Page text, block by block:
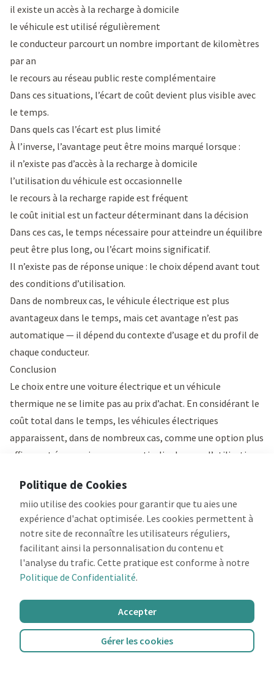
il existe un accès à la recharge à domicile
le véhicule est utilisé régulièrement
le conducteur parcourt un nombre important de kilomètres
par an
le recours au réseau public reste complémentaire
Dans ces situations, l’écart de coût devient plus visible avec
le temps.
Dans quels cas l’écart est plus limité
À l’inverse, l’avantage peut être moins marqué lorsque :
il n’existe pas d’accès à la recharge à domicile
l’utilisation du véhicule est occasionnelle
le recours à la recharge rapide est fréquent
le coût initial est un facteur déterminant dans la décision
Dans ces cas, le temps nécessaire pour atteindre un équilibre
peut être plus long, ou l’écart moins significatif.
Il n’existe pas de réponse unique : le choix dépend avant tout
des conditions d’utilisation.
Dans de nombreux cas, le véhicule électrique est plus
avantageux dans le temps, mais cet avantage n’est pas
automatique — il dépend du contexte d’usage et du profil de
chaque conducteur.
Conclusion
Le choix entre une voiture électrique et un véhicule
thermique ne se limite pas au prix d’achat. En considérant le
coût total dans le temps, les véhicules électriques
apparaissent, dans de nombreux cas, comme une option plus
efficace et économique — en particulier lorsque l’utilisation
possible.
Cependant, cet avantage dépend toujours du contexte
d’utilisation. Des facteurs tels que l’accès à la recharge, le
type d’usage et les coûts locaux de l’énergie restent
déterminants.
Il n’existe pas de réponse universelle : la décision repose sur
et c’est cette analyse qui permet d’optimiser le choix.
Résumé : voiture électrique vs thermique
une voiture électrique présente généralement un coût
Politique de Cookies
miio utilise des cookies pour garantir que tu aies une
expérience d'achat optimisée. Les cookies permettent à
notre site de reconnaître les utilisateurs réguliers,
facilitant ainsi la personnalisation du contenu et
l'analyse du trafic. Cette pratique est conforme à notre
Politique de Confidentialité.
Accepter
Gérer les cookies